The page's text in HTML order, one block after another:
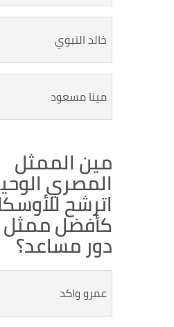
خالد النبوي
مينا مسعود
مين الممثل
المصري
اترشح
كأفضل
دور مساعد؟
عمرو واكد